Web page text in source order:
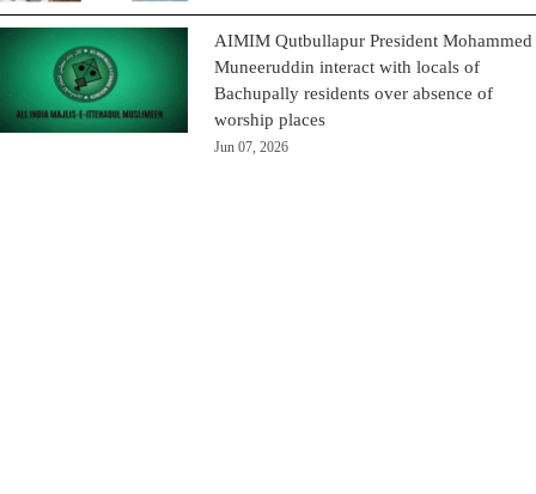
AIMIM Qutbullapur President Mohammed
Muneeruddin interact with locals of
Bachupally residents over absence of
worship places
Jun 07, 2026